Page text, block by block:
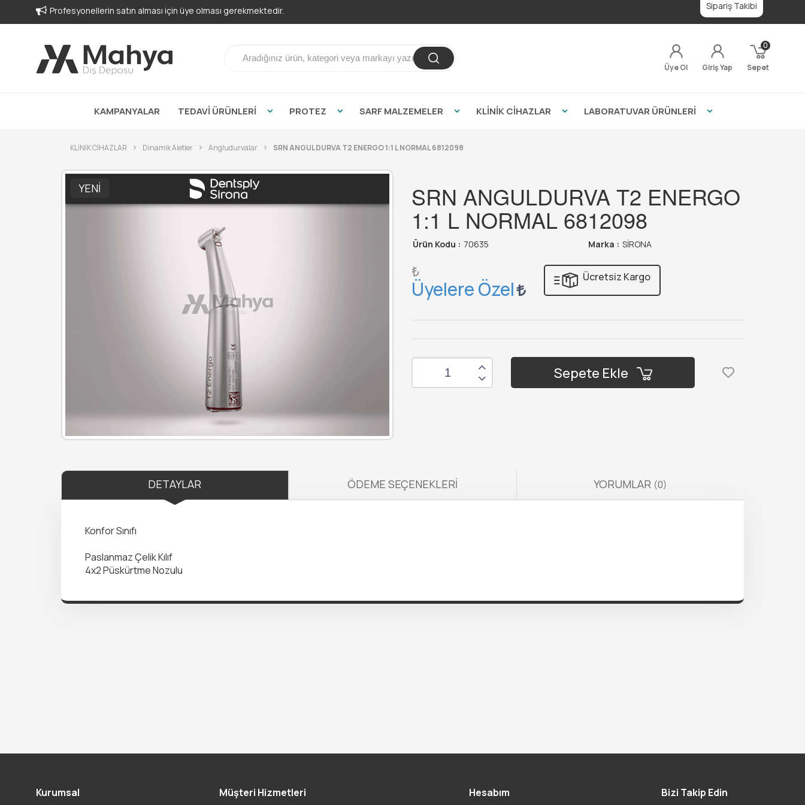
- Sipariş Takibi
Üye Ol Giriş Yap Sepet
0
KAMPANYALAR TEDAVİ ÜRÜNLERİ PROTEZ SARF MALZEMELER KLİNİK CİHAZLAR LABORATUVAR ÜRÜNLERİ
KLİNİK CİHAZLAR Dinamik Aletler Angludurvalar SRN ANGULDURVA T2 ENERGO 1:1 L NORMAL 6812098
YENI SRN ANGULDURVA T2 ENERGO
1:1 L NORMAL 6812098
Ürün Kodu : 70635 Marka : SİRONA
₺
Üyelere Özel
Ücretsiz Kargo
Sepete Ekle
DETAYLAR ÖDEME SEÇENEKLERI YORUMLAR (0)
Konfor Sınıfı
Paslanmaz Çelik Kılıf
4x2 Püskürtme Nozulu
Kurumsal Müşteri Hizmetleri Hesabım Bizi Takip Edin